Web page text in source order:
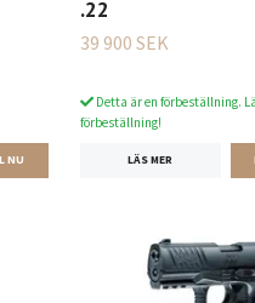
.22
39 900 SEK
Detta är en förbeställning.
förbeställning!
LÄS MER